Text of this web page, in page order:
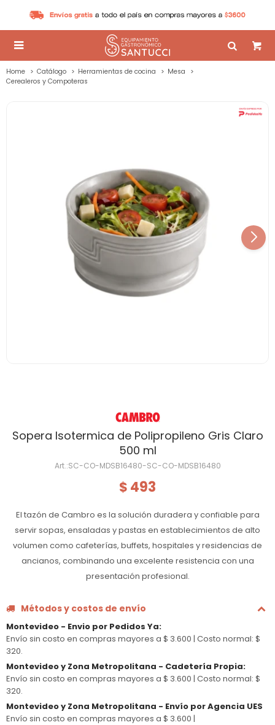

Home Catálogo Herramientas de cocina
Mesa
Cerealeros y Compoteras
Sopera Isotermica de Polipropileno Gris Claro
500 ml
SC-CO-MDSB16480-SC-CO-MDSB16480
$ 493
El tazón de Cambro es la solución duradera y confiable para
servir sopas, ensaladas y pastas en establecimientos de alto
volumen como cafeterías, buffets, hospitales y residencias de
ancianos, combinando una excelente resistencia con una
presentación profesional.
Métodos y costos de envío
Montevideo - Envio por Pedidos Ya:
Envío sin costo en compras mayores a $ 3.600 | Costo normal: $
320.
Montevideo y Zona Metropolitana - Cadetería Propia:
Envío sin costo en compras mayores a $ 3.600 | Costo normal: $
320.
Montevideo y Zona Metropolitana - Envío por Agencia UES
Envío sin costo en compras mayores a $ 3.600 |